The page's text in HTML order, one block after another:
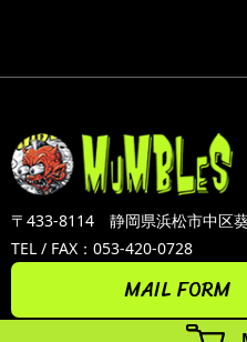
〒433-8114 静岡県浜松市中区
TEL / FAX：053-420-0728
MAIL FORM